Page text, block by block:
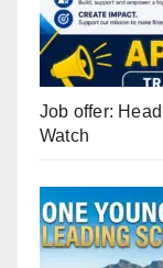
Job offer:
Watch